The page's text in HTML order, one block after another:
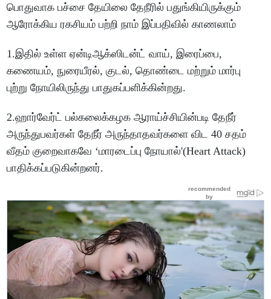
பொதுவாக பச்சை தேயிலை தேநீரில் பதுங்கியிருக்கும்
ஆரோக்கிய ரகசியம் பற்றி நாம் இப்பதிவில் காணலாம்
1.இதில் உள்ள ஏன்டிஆக்ஸிடன்ட் வாய், இரைப்பை,
கணையம், நுரையீரல், குடல், தொண்டை மற்றும் மார்பு
புற்று நோயிலிருந்து பாதுகப்பளிக்கின்றது.
2.ஹார்வேர்ட் பல்கலைக்கழக ஆராய்ச்சியின்படி தேநீர்
அருந்துபவர்கள் தேநீர் அருந்தாதவர்களை விட 40 சதம்
வீதம் குறைவாகவே ‘மாரடைப்பு நோயால்'(Heart Attack)
பாதிக்கப்படுகின்றனர்.